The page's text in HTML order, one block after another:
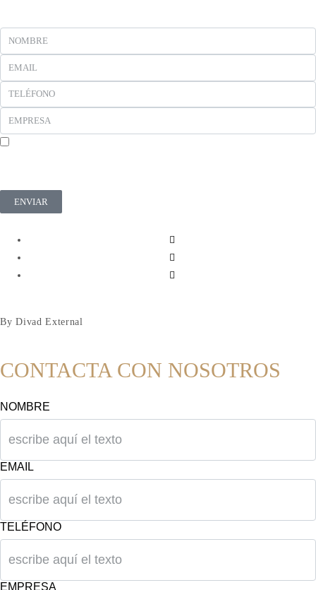
ENVIAR
By Divad External
CONTACTA CON NOSOTROS
NOMBRE
EMAIL
TELÉFONO
EMPRESA